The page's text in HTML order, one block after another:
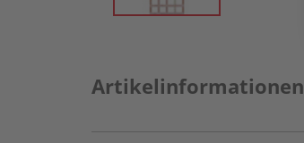
Artikelinformationen